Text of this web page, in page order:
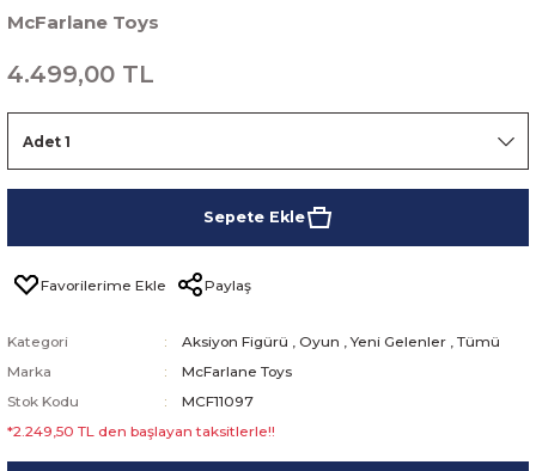
McFarlane Toys
4.499,00 TL
Sepete Ekle
Paylaş
Kategori Aksiyon Figürü , Oyun ,Yeni Gelenler , Tümü
Marka
McFarlane Toys
Stok Kodu
MCF11097
*2.249,50 TL den başlayan taksitlerle!!